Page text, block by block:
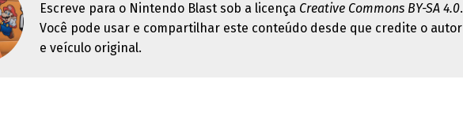
Escreve para o Nintendo Blast sob a licença Creative Commons BY-SA 4.0.
Você pode usar e compartilhar este conteúdo desde que credite o autor
e veículo original.